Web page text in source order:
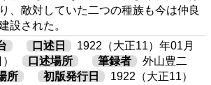
、敵対していた二つの種族も今は仲良
設された。
口述日
1922（大正11）年01月
口述場所 筆録者
外山豊二
所 初版発行日
1922（大正11）